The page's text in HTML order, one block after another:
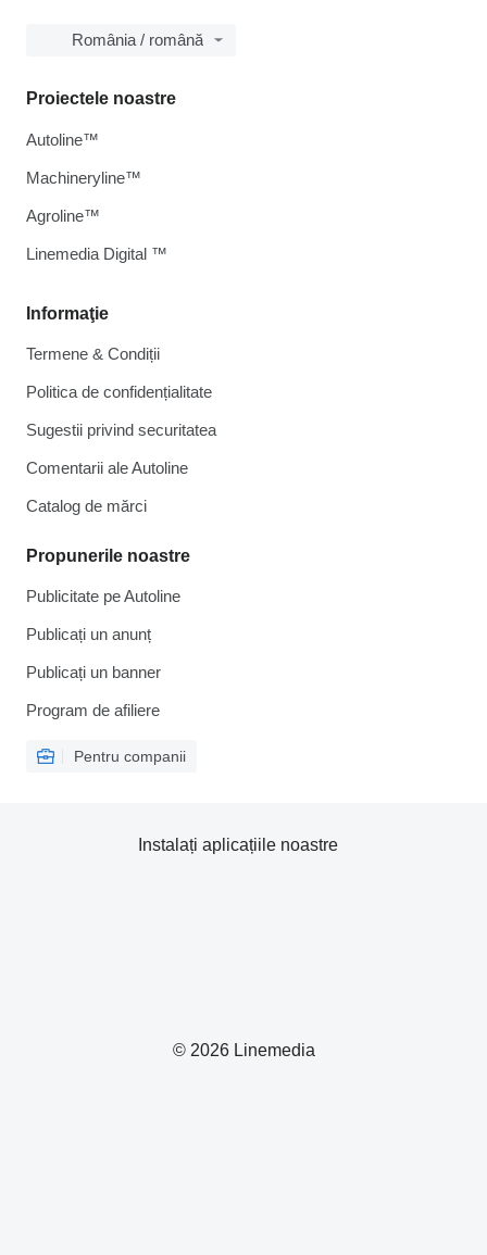
România / română
Informaţie
Termene & Condiții
Politica de confidențialitate
Sugestii privind securitatea
Comentarii ale Autoline
Catalog de mărcі
Propunerile noastre
Publicitate pe Autoline
Publicați un anunț
Publicați un banner
Program de afiliere
Pentru companii
Proiectele noastre
Autoline™
Machineryline™
Agroline™
Linemedia Digital ™
© 2026 Linemedia
Instalați aplicațiile noastre